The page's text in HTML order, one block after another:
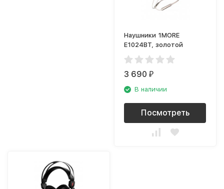
Наушники 1MORE
E1024BT, золотой
3 690₽
В наличии
Посмотреть